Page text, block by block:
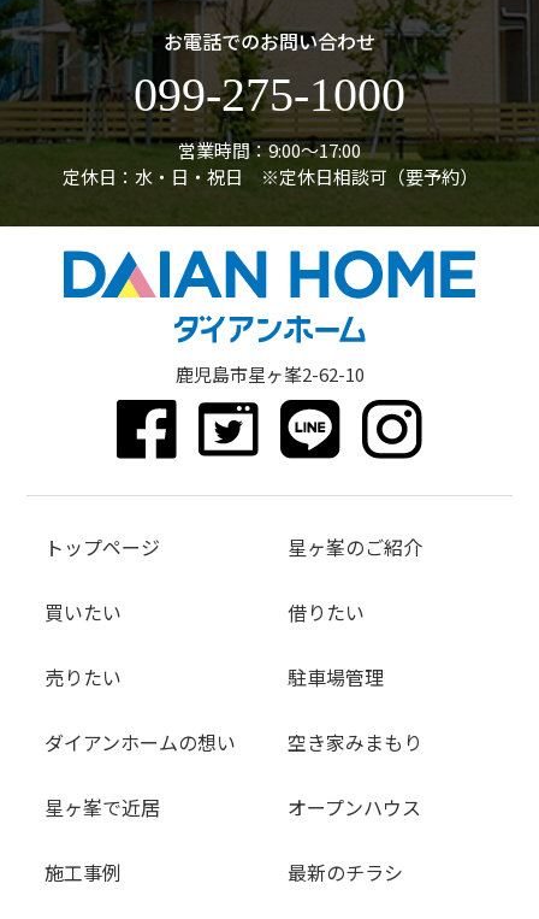
お電話でのお問い合わせ
099-275-1000
営業時間：9:00〜17:00
定休日：水・日・祝日 ※定休日相談可（要予約）
鹿児島市星ヶ峯2-62-10
トップページ 星ヶ峯のご紹介
買いたい 借りたい
売りたい 駐車場管理
ダイアンホームの想い 空き家みまもり
星ヶ峯で近居 オープンハウス
施工事例 最新のチラシ